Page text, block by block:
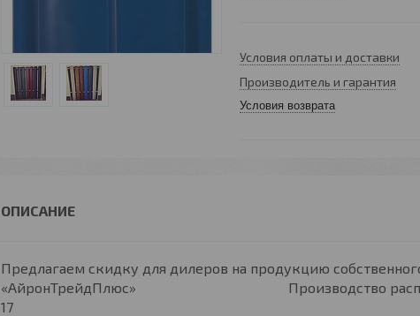
Условия оплаты и доставки
Производитель и гарантия
Условия возврата
Предлагаем скидку для дилеров на продукцию
«АйронТрейдПлюс» Производство
17